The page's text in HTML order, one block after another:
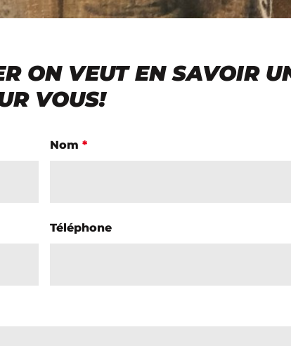
ON VEUT EN SAVOIR
VOUS!
Nom *
Téléphone